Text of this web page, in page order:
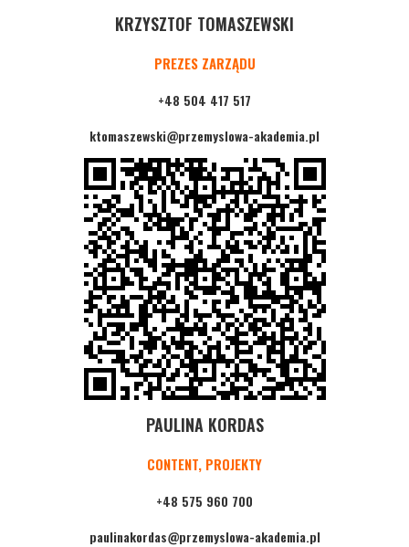
KRZYSZTOF TOMASZEWSKI
PREZES ZARZĄDU
+48 504 417 517
ktomaszewski@przemyslowa-akademia.pl
PAULINA KORDAS
CONTENT, PROJEKTY
+48 575 960 700
paulinakordas@przemyslowa-akademia.pl